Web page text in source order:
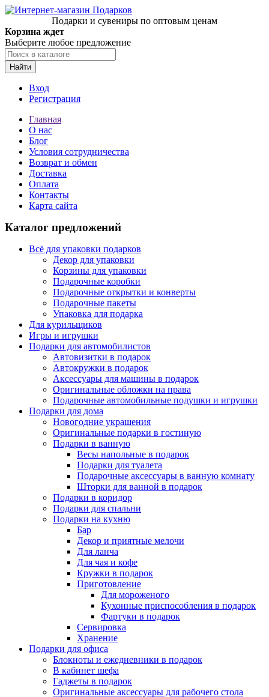
Подарки и сувениры по оптовым ценам
Корзина ждет
Выберите любое предложение
Найти
Вход
Регистрация
Главная
О нас
Блог
Условия сотрудничества
Возврат и обмен
Доставка
Оплата
Контакты
Карта сайта
Каталог предложений
Всё для упаковки подарков
Декор для упаковки
Корзины для упаковки
Подарочные коробки
Подарочные открытки и конверты
Подарочные пакеты
Упаковка для подарка
Для курильщиков
Игры и игрушки
Подарки для автомобилистов
Автовизитки в подарок
Автокружки в подарок
Аксессуары для машины в подарок
Оригинальные обложки на права
Подарочные автомобильные подушки и игрушки
Подарки для дома
Новогодние украшения
Оригинальные подарки в гостиную
Подарки в ванную
Весы напольные в подарок
Подарки для туалета
Подарочные аксессуары в ванную комнату
Шторки для ванной в подарок
Подарки в коридор
Подарки для спальни
Подарки на кухню
Бар
Декор и приятные мелочи
Для ланча
Для чая и кофе
Кружки в подарок
Приготовление
Для мороженого
Кухонные приспособления в подарок
Фартуки в подарок
Сервировка
Хранение
Подарки для офиса
Блокноты и ежедневники в подарок
В кабинет шефа
Гаджеты в подарок
Оригинальные аксессуары для рабочего стола